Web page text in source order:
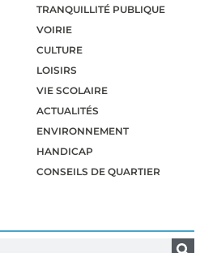
TRANQUILLITÉ PUBLIQUE
VOIRIE
CULTURE
LOISIRS
VIE SCOLAIRE
ACTUALITÉS
ENVIRONNEMENT
HANDICAP
CONSEILS DE QUARTIER